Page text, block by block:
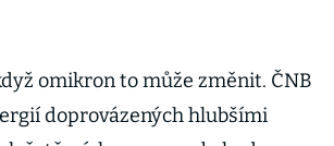
omikron to může změnit. ČNB
doprovázených hlubšími